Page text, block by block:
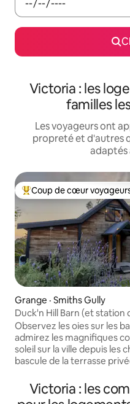
Victoria : les
familles
Les voyageurs ont
propreté et d'autres
adaptés
Coup de cœur voyageurs
Coup de cœur
Grange · Smiths Gully
Duck'n Hill Barn (et station
pour véhicules
Observez les oies sur les
admirez les magnifiques
soleil sur la ville depuis les
bascule de la terrasse
romantiques, les retraites
micro-mariages et les
Victoria : les